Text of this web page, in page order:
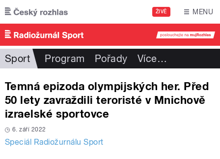
Přejít k hlavnímu obsahu
ŽIVĚ MENU
Sport Program Pořady Více…
Temná epizoda olympijských her. Před
50 lety zavraždili teroristé v Mnichově
izraelské sportovce
6. září 2022
Speciál Radiožurnálu Sport